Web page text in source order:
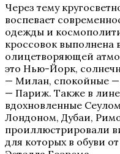
Через тему
воспевает
одежды и
кроссовок выполнена
олицетворяющей
это Нью-Йорк,
— Милан, спокойные
— Париж. Также в
вдохновленные
Лондоном, Дубаи,
проиллюстрировали
для которых в обуви